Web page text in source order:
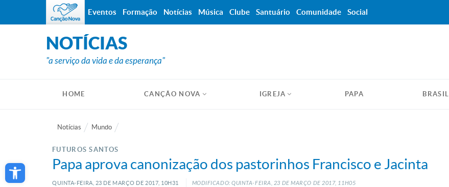
Open toolbar
NOTÍCIAS
"a serviço da vida e da esperança"
HOME CANÇÃO NOVA IGREJA PAPA BRASIL
Notícias Mundo
FUTUROS SANTOS
Papa aprova canonização dos pastorinhos Francisco e Jacinta
QUINTA-FEIRA, 23 DE MARÇO DE 2017, 10H31 MODIFICADO: QUINTA-FEIRA, 23 DEMARÇO DE2017, 11H05
Eventos Formação Notícias Música Clube Santuário Comunidade Social